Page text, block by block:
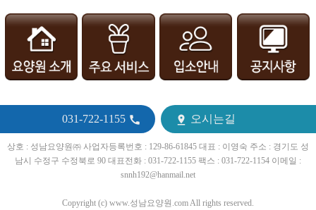
031-722-1155   오시는길
상호 : 성남요양원㈜ 사업자등록번호 : 129-86-61845 대표 : 이영숙 주소 : 경기도 성
남시 수정구 수정북로 90 대표전화 : 031-722-1155 팩스 : 031-722-1154 이메일 :
snnh192@hanmail.net
Copyright (c) www.성남요양원.com All rights reserved.